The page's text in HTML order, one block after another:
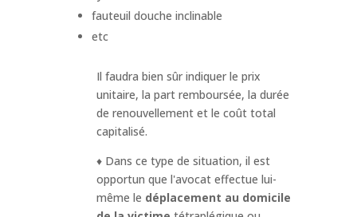
fauteuil douche inclinable
etc
Il faudra bien sûr indiquer le prix
unitaire, la part remboursée, la durée
de renouvellement et le coût total
capitalisé.
♦ Dans ce type de situation, il est
opportun que l'avocat effectue lui-
même le déplacement au domicile